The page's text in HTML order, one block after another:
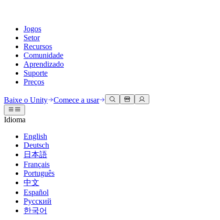
Jogos
Setor
Recursos
Comunidade
Aprendizado
Suporte
Preços
Engine do Unity
Crie jogos 2D e 3D para qualquer plataforma
Colaboração
Colabore e itere rapidamente com sua equipe
Baixe o Unity
Planos e preços
Implante
Multiplataforma
Colaboração 3D
Construa e revise projetos 3D em tempo real
Treinamento imersivo
Treine em ambientes imersivos
Experiências do cliente
Crie experiências interativas em 3D
Setores
Manufatura
Documentação
Ferramentas de desenvolvedor
Versões de lançamento e rastreador de problemas
Roteiro
Revisar recursos futuros
Glossário
Discussões
Eventos
Eventos globais e locais
Histórias da comunidade
Made with Unity
Mostrando criadores do Unity
Unity Learn
Domine habilidades do Unity gratuitamente
Treinamento profissional
Aprimore sua equipe com treinadores do Unity
É iniciante no Unity?
Conceitos básicos
Inicie seu aprendizado
Caminhos Essenciais do Unity
Obter ajuda
Ajudando você a ter sucesso com Unity
Planos de sucesso
Alcance seus objetivos mais rápido com suporte especializado
Perguntas frequentes
Respostas para perguntas comuns
Entre em contato conosco
Conecte-se com nossa equipe
Baixe o Unity Comece a usar
Idioma
English
Deutsch
日本語
Français
Português
中文
Español
Русский
한국어